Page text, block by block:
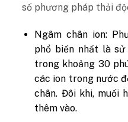
số phương pháp thải
Ngâm chân ion:
phổ biến nhất là
trong khoảng 30
các ion trong nước
chân. Đôi khi, muối
thêm vào.